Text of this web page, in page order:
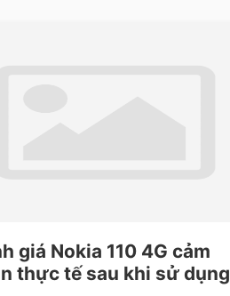
giá Nokia 110 4G cảm
thực tế sau khi sử dụng